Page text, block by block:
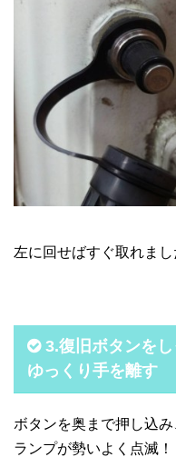
左に回せばすぐ取れまし
3.復旧ボタンをし
ゆっくり手を離す
ボタンを奥まで押し込
ランプが勢いよく点滅！